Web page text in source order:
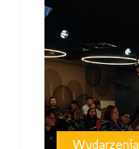
Wydarzenia